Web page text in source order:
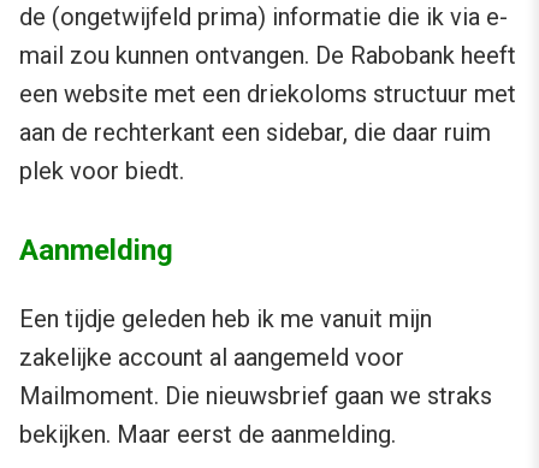
de (ongetwijfeld prima) informatie die ik via e-
mail zou kunnen ontvangen. De Rabobank heeft
een website met een driekoloms structuur met
aan de rechterkant een sidebar, die daar ruim
plek voor biedt.
Aanmelding
Een tijdje geleden heb ik me vanuit mijn
zakelijke account al aangemeld voor
Mailmoment. Die nieuwsbrief gaan we straks
bekijken. Maar eerst de aanmelding.